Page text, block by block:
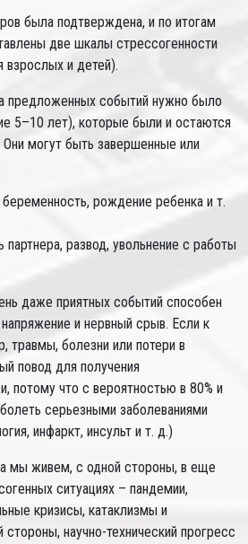
была подтверждена, и по итогам
две шкалы стрессогенности
и детей).
предложенных событий нужно было
5–10 лет), которые были и остаются
могут быть завершенные или
рождение ребенка и т.
развод, увольнение с работы
даже приятных событий способен
и нервный срыв. Если к
травмы, болезни или потери в
повод для получения
потому что с вероятностью в 80% и
серьезными заболеваниями
инфаркт, инсульт и т. д.)
мы живем, с одной стороны, в еще
ситуациях – пандемии,
кризисы, катаклизмы и
научно-технический прогресс